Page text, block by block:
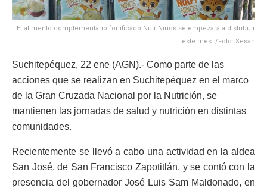
El alimento complementario fortificado NutriNiños se empezará a distribuir
este mes. /Foto: Sesan
Suchitepéquez, 22 ene (AGN).- Como parte de las
acciones que se realizan en Suchitepéquez en el marco
de la Gran Cruzada Nacional por la Nutrición, se
mantienen las jornadas de salud y nutrición en distintas
comunidades.
Recientemente se llevó a cabo una actividad en la aldea
San José, de San Francisco Zapotitlán, y se contó con la
presencia del gobernador José Luis Sam Maldonado, en